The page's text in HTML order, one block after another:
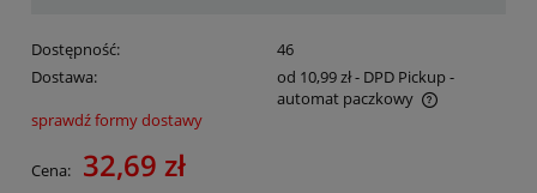
Dostępność:
46
Dostawa:
od 10,99 zł- DPD Pickup -
automat paczkowy
Cena nie zawiera ewentualnych kosztów płatności
sprawdź formy dostawy
Cena: 32,69 zł